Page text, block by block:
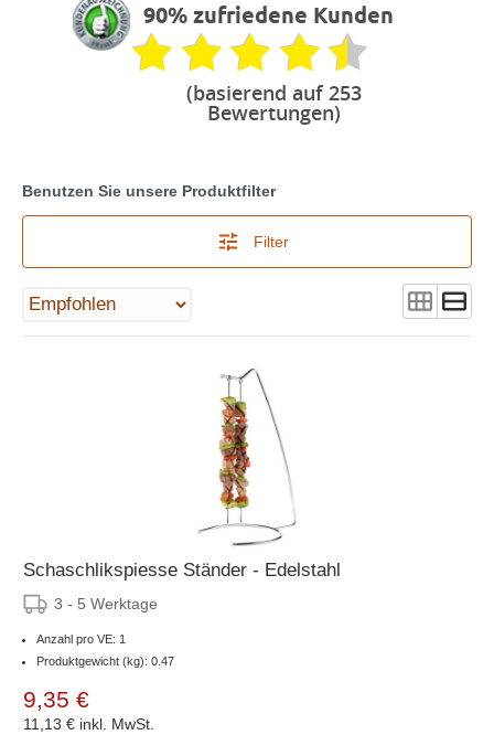
90% zufriedene Kunden
(basierend auf 253
Bewertungen)
Benutzen Sie unsere Produktfilter
Filter
Schaschlikspiesse Ständer - Edelstahl
3 - 5 Werktage
Anzahl pro VE: 1
Produktgewicht (kg): 0.47
9,35 €
11,13 € inkl. MwSt.